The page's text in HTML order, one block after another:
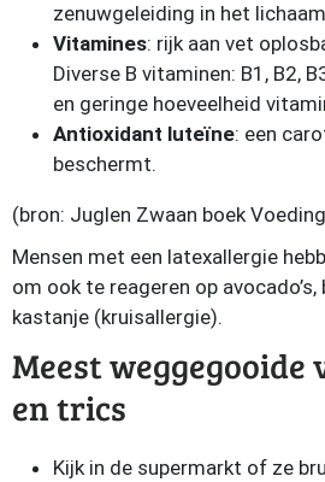
zenuwgeleiding in het
Vitamines: rijk aan vet
Diverse B vitaminen: B1, B2,
en geringe hoeveelheid
Antioxidant luteïne: een
beschermt.
(bron: Juglen Zwaan boek
Mensen met een latexallergie
om ook te reageren op avocado’s,
kastanje (kruisallergie).
Meest weggegooide
en trics
Kijk in de supermarkt of ze